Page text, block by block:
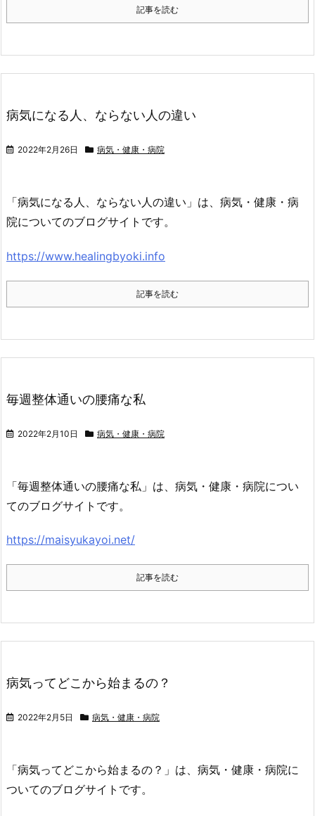
記事を読む
病気になる人、ならない人の違い
2022年2月26日 病気・健康・病院
「病気になる人、ならない人の違い」は、病気・健康・病
院についてのブログサイトです。
https://www.healingbyoki.info
記事を読む
毎週整体通いの腰痛な私
2022年2月10日 病気・健康・病院
「毎週整体通いの腰痛な私」は、病気・健康・病院につい
てのブログサイトです。
https://maisyukayoi.net/
記事を読む
病気ってどこから始まるの？
2022年2月5日 病気・健康・病院
「病気ってどこから始まるの？」は、病気・健康・病院に
ついてのブログサイトです。